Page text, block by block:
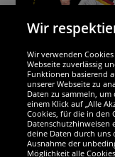
Wir
Wir
Wir verwenden
Webseite zuverlässig
Funktionen basierend
unserer Webseite zu
Daten zu sammeln,
einem Klick auf „Alle
Cookies, für die in den
Datenschutzhinweisen
deine Daten durch
Ausnahme der
Möglichkeit alle